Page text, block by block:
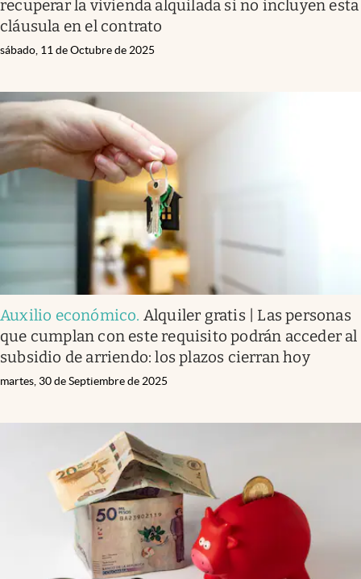
recuperar la vivienda alquilada si no incluyen esta
cláusula en el contrato
sábado, 11 de Octubre de 2025
Auxilio económico. Alquiler gratis | Las personas
que cumplan con este requisito podrán acceder al
subsidio de arriendo: los plazos cierran hoy
martes, 30 de Septiembre de 2025